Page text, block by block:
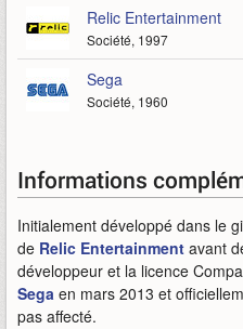
Relic Entertainment
Société, 1997
Sega
Société, 1960
Informations
Initialement développé dans le
de Relic Entertainment avant
développeur et la licence
Sega en mars 2013 et
pas affecté.